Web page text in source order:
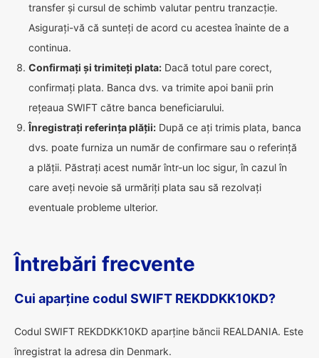
transfer și cursul de schimb valutar pentru tranzacție.
Asigurați-vă că sunteți de acord cu acestea înainte de a
continua.
Confirmați și trimiteți plata: Dacă totul pare corect,
confirmați plata. Banca dvs. va trimite apoi banii prin
rețeaua SWIFT către banca beneficiarului.
Înregistrați referința plății: După ce ați trimis plata, banca
dvs. poate furniza un număr de confirmare sau o referință
a plății. Păstrați acest număr într-un loc sigur, în cazul în
care aveți nevoie să urmăriți plata sau să rezolvați
eventuale probleme ulterior.
Întrebări frecvente
Cui aparține codul SWIFT REKDDKK10KD?
Codul SWIFT REKDDKK10KD aparține băncii REALDANIA. Este
înregistrat la adresa din Denmark.